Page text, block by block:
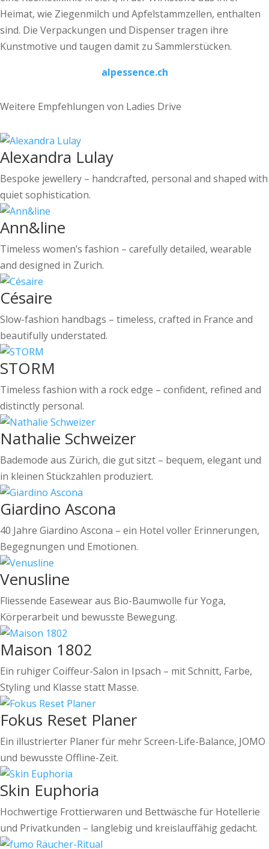
Heimat, wie Ziegenmilch und Apfelstammzellen, enthalten
sind. Die Verpackungen und Dispenser tragen ihre
Kunstmotive und taugen damit zu Sammlerstücken.
alpessence.ch
Weitere Empfehlungen von Ladies Drive
Alexandra Lulay
Bespoke jewellery – handcrafted, personal and shaped with
quiet sophistication.
Ann&line
Timeless women’s fashion – carefully detailed, wearable
and designed in Zurich.
Césaire
Slow-fashion handbags – timeless, crafted in France and
beautifully understated.
STORM
Timeless fashion with a rock edge – confident, refined and
distinctly personal.
Nathalie Schweizer
Bademode aus Zürich, die gut sitzt – bequem, elegant und
in kleinen Stückzahlen produziert.
Giardino Ascona
40 Jahre Giardino Ascona – ein Hotel voller Erinnerungen,
Begegnungen und Emotionen.
Venusline
Fliessende Easewear aus Bio-Baumwolle für Yoga,
Körperarbeit und bewusste Bewegung.
Maison 1802
Ein ruhiger Coiffeur-Salon in Ipsach – mit Schnitt, Farbe,
Styling und Klasse statt Masse.
Fokus Reset Planer
Ein illustrierter Planer für mehr Screen-Life-Balance, JOMO
und bewusste Offline-Zeit.
Skin Euphoria
Hochwertige Frottierwaren und Bettwäsche für Hotellerie
und Privatkunden – langlebig und kreislauffähig gedacht.